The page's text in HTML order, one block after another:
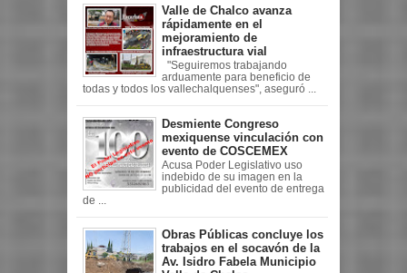
Valle de Chalco avanza
rápidamente en el
mejoramiento de
infraestructura vial
"Seguiremos trabajando
arduamente para beneficio de
todas y todos los vallechalquenses", aseguró ...
Desmiente Congreso
mexiquense vinculación con
evento de COSCEMEX
Acusa Poder Legislativo uso
indebido de su imagen en la
publicidad del evento de entrega
de ...
Obras Públicas concluye los
trabajos en el socavón de la
Av. Isidro Fabela Municipio